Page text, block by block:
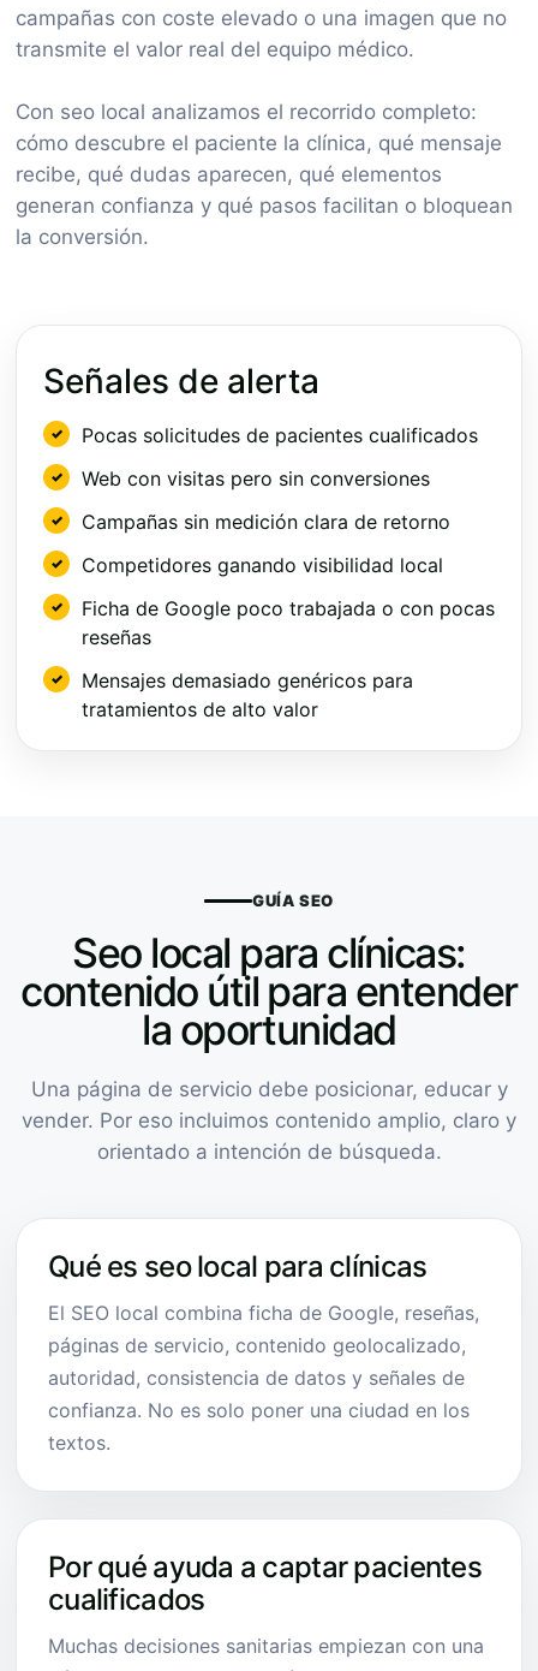
campañas con coste elevado o una imagen que no
transmite el valor real del equipo médico.
Con seo local analizamos el recorrido completo:
cómo descubre el paciente la clínica, qué mensaje
recibe, qué dudas aparecen, qué elementos
generan confianza y qué pasos facilitan o bloquean
la conversión.
Señales de alerta
Pocas solicitudes de pacientes cualificados
Web con visitas pero sin conversiones
Campañas sin medición clara de retorno
Competidores ganando visibilidad local
Ficha de Google poco trabajada o con pocas
reseñas
Mensajes demasiado genéricos para
tratamientos de alto valor
GUÍA SEO
Seo local para clínicas:
contenido útil para entender
la oportunidad
Una página de servicio debe posicionar, educar y
vender. Por eso incluimos contenido amplio, claro y
orientado a intención de búsqueda.
Qué es seo local para clínicas
El SEO local combina ficha de Google, reseñas,
páginas de servicio, contenido geolocalizado,
autoridad, consistencia de datos y señales de
confianza. No es solo poner una ciudad en los
textos.
Por qué ayuda a captar pacientes
cualificados
Muchas decisiones sanitarias empiezan con una